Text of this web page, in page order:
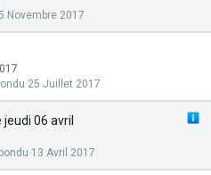
Novembre 2017
25 Juillet 2017
jeudi 06 avril
13 Avril 2017